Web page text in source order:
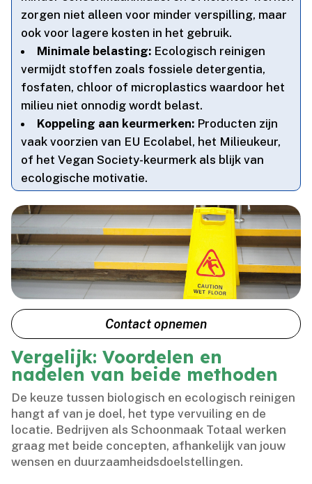
zorgen niet alleen voor minder verspilling, maar
ook voor lagere kosten in het gebruik.​
Minimale belasting: Ecologisch reinigen
vermijdt stoffen zoals fossiele detergentia,
fosfaten, chloor of microplastics waardoor het
milieu niet onnodig wordt belast.​
Koppeling aan keurmerken: Producten zijn
vaak voorzien van EU Ecolabel, het Milieukeur,
of het Vegan Society-keurmerk als blijk van
ecologische motivatie.​
Contact opnemen
Vergelijk: Voordelen en
nadelen van beide methoden
De keuze tussen biologisch en ecologisch reinigen
hangt af van je doel, het type vervuiling en de
locatie.​ Bedrijven als Schoonmaak Totaal werken
graag met beide concepten, afhankelijk van jouw
wensen en duurzaamheidsdoelstellingen.​